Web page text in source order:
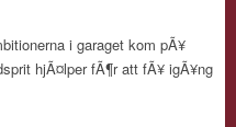
i garaget kom pÃ¥
hjÃ¤lper fÃ¶r att fÃ¥ igÃ¥ng